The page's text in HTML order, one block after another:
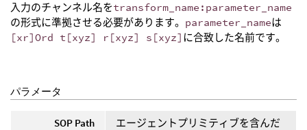
入力のチャンネル名をtransform_name:parameter_name
の形式に準拠させる必要があります。 parameter_nameは
[xr]Ord t[xyz] r[xyz] s[xyz] に合致した名前です。
パラメータ
SOP Path
エージェントプリミティブを含んだ